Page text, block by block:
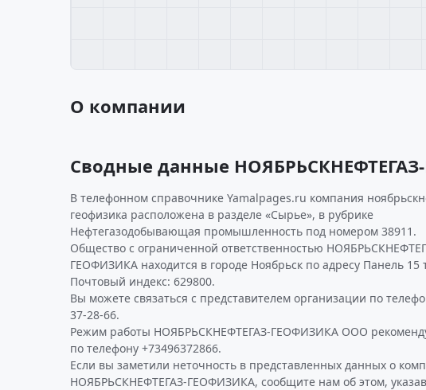
О компании
Сводные данные
В телефонном справочнике Yamalpages.ru компания
геофизика расположена в разделе «Сырье», в рубрике
Нефтегазодобывающая промышленность под номером 38911.
Общество с ограниченной ответственностью
ГЕОФИЗИКА находится в городе Ноябрьск по адресу Панель 15
Почтовый индекс: 629800.
Вы можете связаться с представителем организации по
37-28-66.
Режим работы НОЯБРЬСКНЕФТЕГАЗ-ГЕОФИЗИКА ООО
по телефону +73496372866.
Если вы заметили неточность в представленных данных о
НОЯБРЬСКНЕФТЕГАЗ-ГЕОФИЗИКА, сообщите нам об этом,